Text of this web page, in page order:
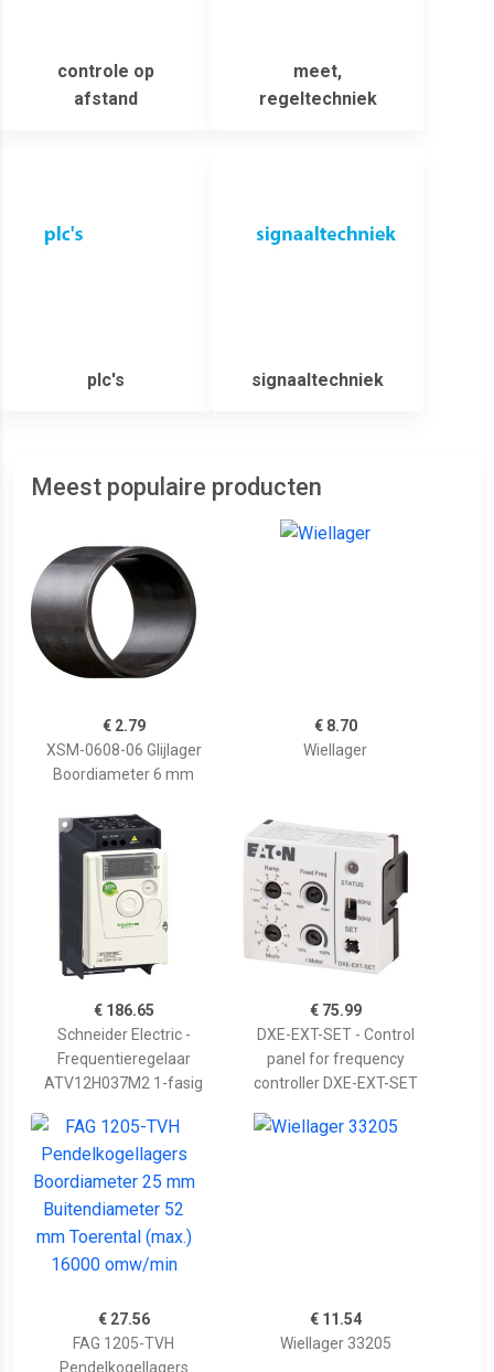
controle op
afstand
meet,
regeltechniek
plc's signaaltechniek
Meest populaire producten
€ 2.79
XSM-0608-06 Glijlager
Boordiameter 6 mm
€ 8.70
Wiellager
€ 186.65
Schneider Electric -
Frequentieregelaar
ATV12H037M2 1-fasig
€ 75.99
DXE-EXT-SET - Control
panel for frequency
controller DXE-EXT-SET
€ 27.56
FAG 1205-TVH
Pendelkogellagers
€ 11.54
Wiellager 33205